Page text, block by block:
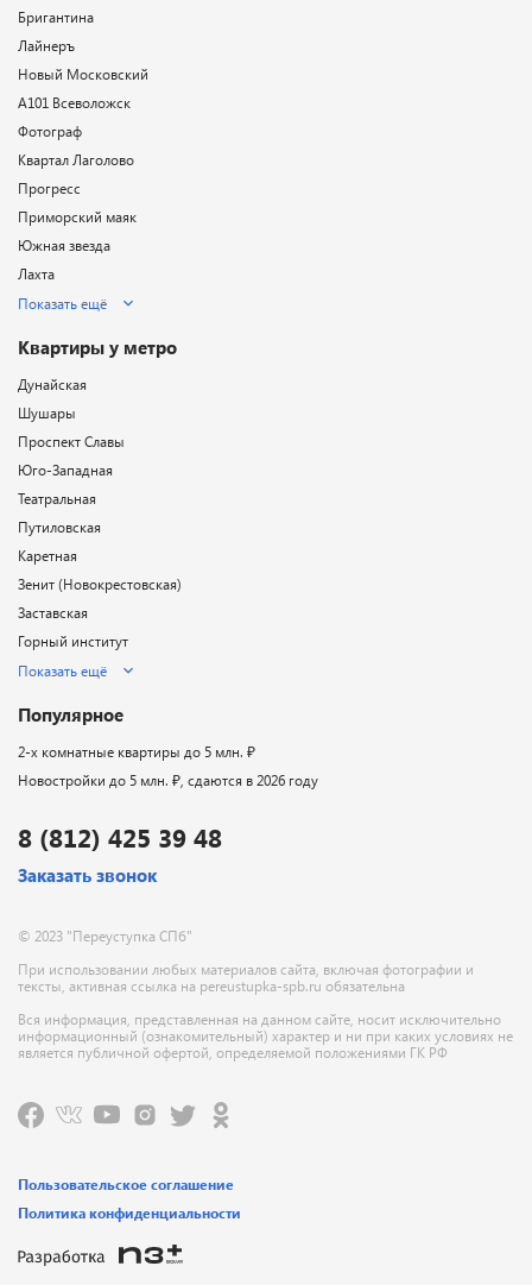
8 (812) 425 39 48
Заказать звонок
© 2023 "Переуступка СПб"
При использовании любых материалов сайта, включая фотографии и
тексты, активная ссылка на pereustupka-spb.ru обязательна
Вся информация, представленная на данном сайте, носит исключительно
информационный (ознакомительный) характер и ни при каких условиях не
является публичной офертой, определяемой положениями ГК РФ
Бригантина
Лайнеръ
Новый Московский
А101 Всеволожск
Фотограф
Квартал Лаголово
Прогресс
Приморский маяк
Южная звезда
Лахта
Показать ещё
Квартиры у метро
Дунайская
Шушары
Проспект Славы
Юго-Западная
Театральная
Путиловская
Каретная
Зенит (Новокрестовская)
Заставская
Горный институт
Показать ещё
Популярное
2-х комнатные квартиры до 5 млн. ₽
Новостройки до 5 млн. ₽, сдаются в 2026 году
Пользовательское соглашение
Политика конфиденциальности